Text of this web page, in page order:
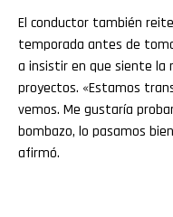
El conductor también
temporada antes de
a insistir en que siente la
proyectos. «Estamos
vemos. Me gustaría
bombazo, lo pasamos
afirmó.